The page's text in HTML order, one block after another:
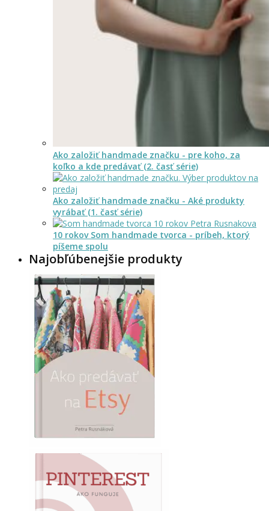
Ako založiť handmade značku - pre koho, za
koľko a kde predávať (2. časť série)
Ako založiť handmade značku - Aké produkty
vyrábať (1. časť série)
10 rokov Som handmade tvorca - príbeh, ktorý
píšeme spolu
Najobľúbenejšie produkty